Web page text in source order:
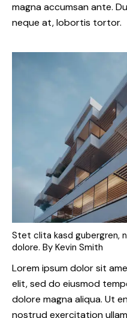
magna accumsan ante.
neque at, lobortis tortor.
Stet clita kasd gubergren,
dolore. By Kevin Smith
Lorem ipsum dolor sit
elit, sed do eiusmod
dolore magna aliqua. Ut
nostrud exercitation